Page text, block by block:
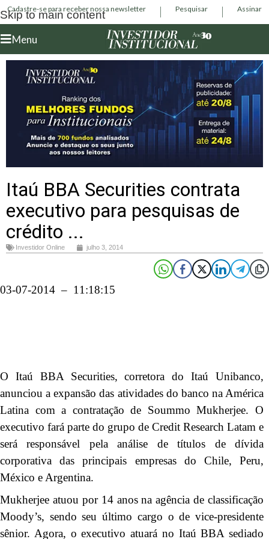
Skip to main content
Cadastre-se para receber nossa newsletter Pesquisar Assinar
Menu
Itaú BBA Securities contrata
executivo para pesquisas de
crédito ...
Investidor Online julho 3, 2014
03-07-2014 – 11:18:15
O Itaú BBA Securities, corretora do Itaú Unibanco,
anunciou a expansão das atividades do banco na América
Latina com a contratação de Soummo Mukherjee. O
executivo fará parte do grupo de Credit Research Latam e
será responsável pela análise de títulos de dívida
corporativa das principais empresas do Chile, Peru,
México e Argentina.
Mukherjee atuou por 14 anos na agência de classificação
Moody’s, sendo seu último cargo o de vice-presidente
sênior. Agora, o executivo atuará no Itaú BBA sediado